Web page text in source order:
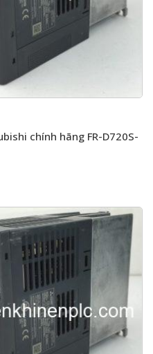
chính hãng FR-D720S-